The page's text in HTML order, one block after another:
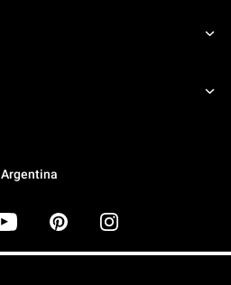
Argentina